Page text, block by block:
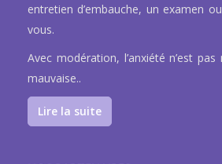
entretien d’embauche, un examen
vous.
Avec modération, l’anxiété n’est
mauvaise..
Lire la suite